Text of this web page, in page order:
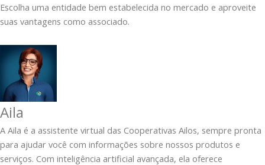
Escolha uma entidade bem estabelecida no mercado e aproveite
suas vantagens como associado.
Aila
A Aila é a assistente virtual das Cooperativas Ailos, sempre pronta
para ajudar você com informações sobre nossos produtos e
serviços. Com inteligência artificial avançada, ela oferece